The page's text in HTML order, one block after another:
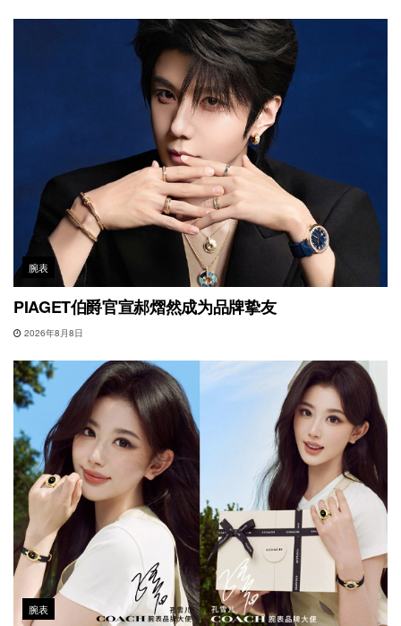
腕表
PIAGET伯爵官宣郝熠然成为品牌挚友
2026年8月8日
腕表